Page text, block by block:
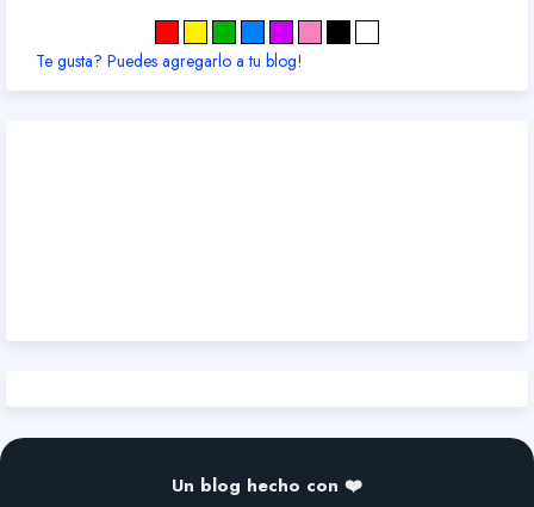
Te gusta? Puedes agregarlo a tu blog!
Un blog hecho con ❤️